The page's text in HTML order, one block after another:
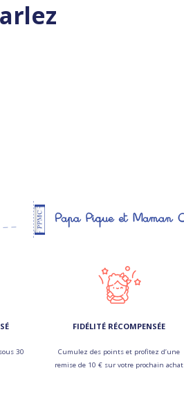
30
FIDÉLITÉ RÉCOMPENSÉE
Cumulez des points et profitez d’une
remise de 10 € sur votre prochain achat